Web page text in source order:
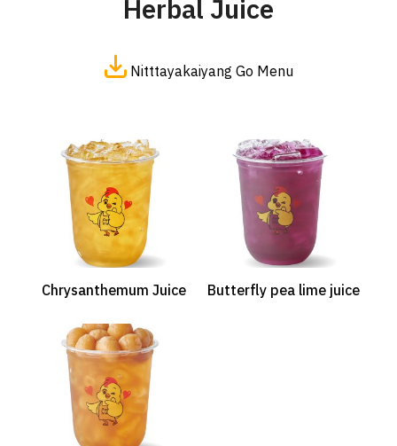
Search
Search
Herbal Juice
Nitttayakaiyang Go Menu
Chrysanthemum Juice Butterfly pea lime juice